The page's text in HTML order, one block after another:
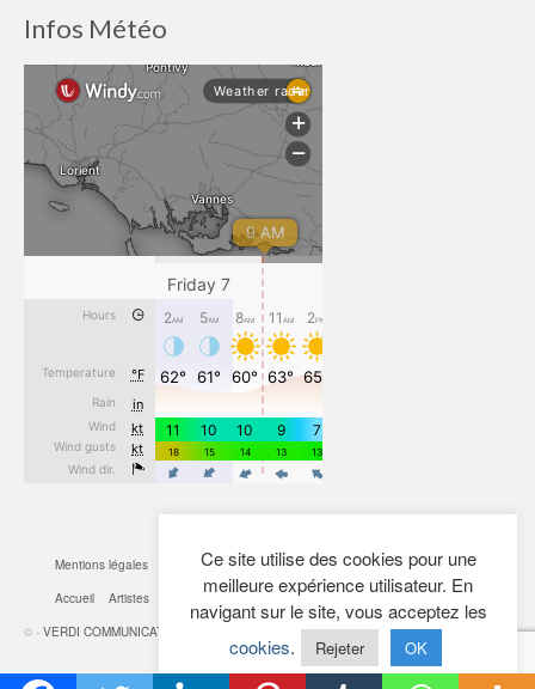
Infos Météo
Mentions légales Cookies Confidentialité Plan du site
Contact
Accueil
Artistes
Mon Compte
© - VERDI COMMUNICATION
Ce site utilise des cookies pour une
meilleure expérience utilisateur. En
navigant sur le site, vous acceptez les
cookies. Rejeter OK